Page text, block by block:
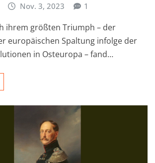
Nov. 3, 2023 1
ihrem größten Triumph – der
europäischen Spaltung infolge der
in Osteuropa – fand…